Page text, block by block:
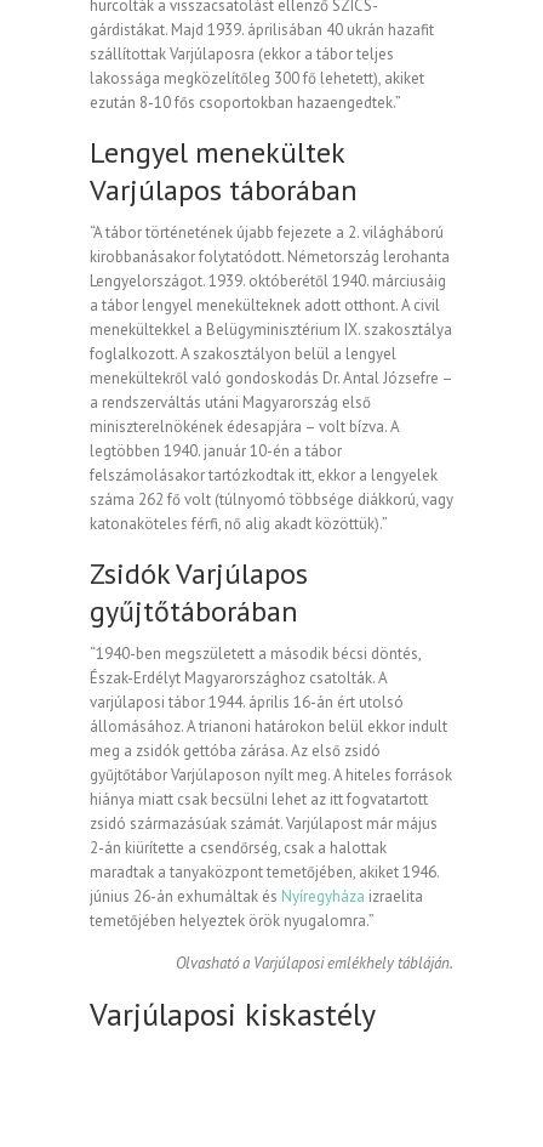
hurcolták a visszacsatolást ellenző SZICS-
gárdistákat. Majd 1939. áprilisában 40 ukrán hazafit
szállítottak Varjúlaposra (ekkor a tábor teljes
lakossága megközelítőleg 300 fő lehetett), akiket
ezután 8-10 fős csoportokban hazaengedtek.”
Lengyel menekültek
Varjúlapos táborában
“A tábor történetének újabb fejezete a 2. világháború
kirobbanásakor folytatódott. Németország lerohanta
Lengyelországot. 1939. októberétől 1940. márciusáig
a tábor lengyel menekülteknek adott otthont. A civil
menekültekkel a Belügyminisztérium IX. szakosztálya
foglalkozott. A szakosztályon belül a lengyel
menekültekről való gondoskodás Dr. Antal Józsefre –
a rendszerváltás utáni Magyarország első
miniszterelnökének édesapjára – volt bízva. A
legtöbben 1940. január 10-én a tábor
felszámolásakor tartózkodtak itt, ekkor a lengyelek
száma 262 fő volt (túlnyomó többsége diákkorú, vagy
katonaköteles férfi, nő alig akadt közöttük).”
Zsidók Varjúlapos
gyűjtőtáborában
“1940-ben megszületett a második bécsi döntés,
Észak-Erdélyt Magyarországhoz csatolták. A
varjúlaposi tábor 1944. április 16-án ért utolsó
állomásához. A trianoni határokon belül ekkor indult
meg a zsidók gettóba zárása. Az első zsidó
gyűjtőtábor Varjúlaposon nyílt meg. A hiteles források
hiánya miatt csak becsülni lehet az itt fogvatartott
zsidó származásúak számát. Varjúlapost már május
2-án kiürítette a csendőrség, csak a halottak
maradtak a tanyaközpont temetőjében, akiket 1946.
június 26-án exhumáltak és Nyíregyháza izraelita
temetőjében helyeztek örök nyugalomra.”
Olvasható a Varjúlaposi emlékhely tábláján.
Varjúlaposi kiskastély